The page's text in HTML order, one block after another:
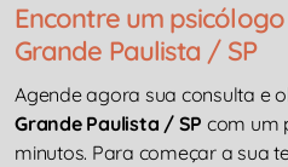
Encontre um
Grande Paulista / SP
Agende agora sua consulta e
Grande Paulista / SP com um
minutos. Para começar a sua